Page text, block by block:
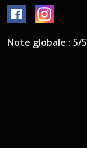
Note globale : 5/5